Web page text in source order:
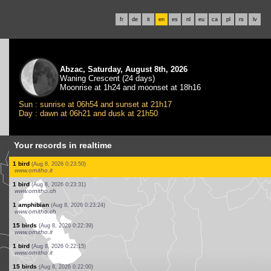
fr de it en es nl eu ca pl rs lv
Abzac, Saturday, August 8th, 2026
Waning Crescent (24 days)
Moonrise at 1h24 and moonset at 18h16
Sun : sunrise at 06h54 and sunset at 21h17
Day : dawn at 06h21 and dusk at 21h50
Your records in realtime
31 birds (Aug 8, 2026 0:26:23)
www.ornitho.it
18 birds (Aug 8, 2026 0:25:51)
www.ornitho.it
3 birds (Aug 8, 2026 0:25:42)
www.ornitho.de
0bird (Aug 8, 2026 0:25:30)
www.ornitho.de
8 birds (Aug 8, 2026 0:25:04)
www.ornitho.de
3 birds (Aug 8, 2026 0:24:25)